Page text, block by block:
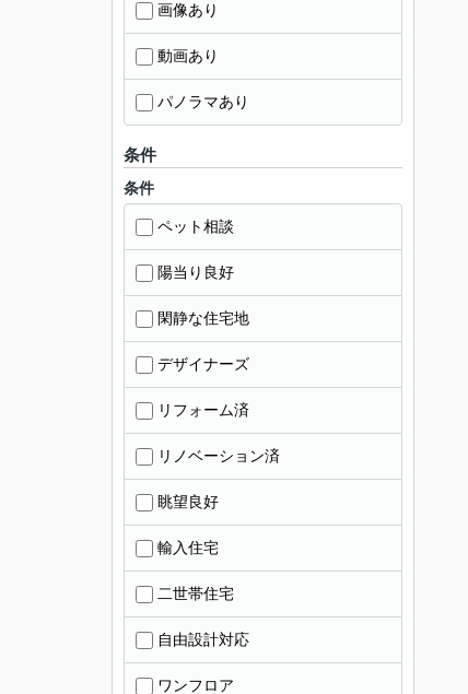
画像あり
動画あり
パノラマあり
条件
条件
ペット相談
陽当り良好
閑静な住宅地
デザイナーズ
リフォーム済
リノベーション済
眺望良好
輸入住宅
二世帯住宅
自由設計対応
ワンフロア